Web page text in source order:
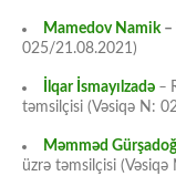
Mamedov Namik–
025/21.08.2021)
İlqar İsmayılzadə –
təmsilçisi (Vəsiqə N:
Məmməd
üzrə təmsilçisi